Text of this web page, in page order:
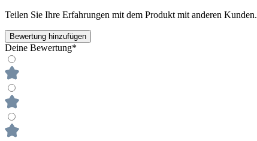
Teilen Sie Ihre Erfahrungen mit dem Produkt mit anderen Kunden.
Bewertung hinzufügen
Deine Bewertung*